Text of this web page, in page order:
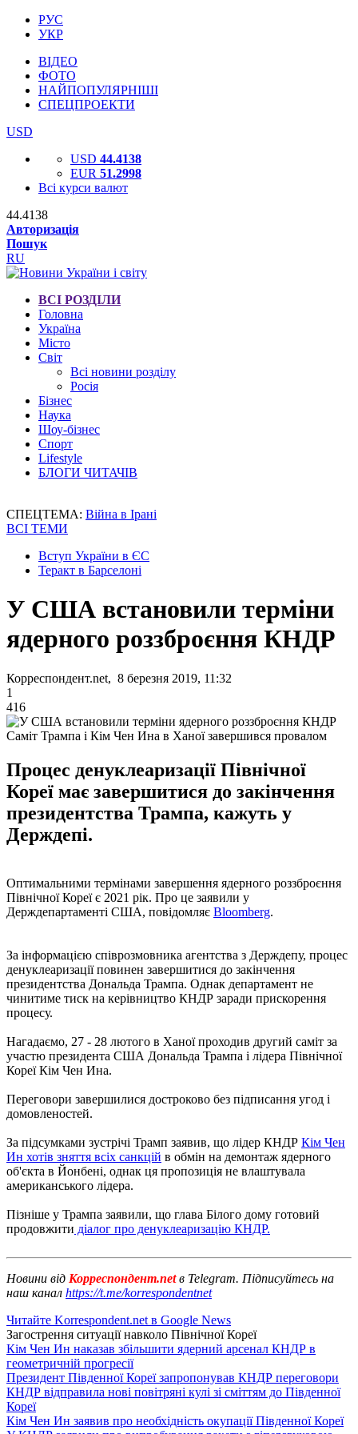
РУС
УКР
ВІДЕО
ФОТО
НАЙПОПУЛЯРНІШІ
СПЕЦПРОЕКТИ
USD
USD 44.4138
EUR 51.2998
Всі курси валют
44.4138
Авторизація
Пошук
RU
ВСІ РОЗДІЛИ
Головна
Україна
Місто
Світ
Всі новини розділу
Росія
Бізнес
Наука
Шоу-бізнес
Спорт
Lifestyle
БЛОГИ ЧИТАЧІВ
СПЕЦТЕМА: Війна в Ірані
ВСІ ТЕМИ
Вступ України в ЄС
Теракт в Барселоні
У США встановили терміни
ядерного роззброєння КНДР
Корреспондент.net, 8 березня 2019, 11:32
1
416
Саміт Трампа і Кім Чен Ина в Ханої завершився провалом
Процес денуклеаризації Північної
Кореї має завершитися до закінчення
президентства Трампа, кажуть у
Держдепі.
Оптимальними термінами завершення ядерного роззброєння
Північної Кореї є 2021 рік. Про це заявили у
Держдепартаменті США, повідомляє Bloomberg.
За інформацією співрозмовника агентства з Держдепу, процес
денуклеаризації повинен завершитися до закінчення
президентства Дональда Трампа. Однак департамент не
чинитиме тиск на керівництво КНДР заради прискорення
процесу.
Нагадаємо, 27 - 28 лютого в Ханої проходив другий саміт за
участю президента США Дональда Трампа і лідера Північної
Кореї Кім Чен Ина.
Переговори завершилися достроково без підписання угод і
домовленостей.
За підсумками зустрічі Трамп заявив, що лідер КНДР Кім Чен
Ин хотів зняття всіх санкцій в обмін на демонтаж ядерного
об'єкта в Йонбені, однак ця пропозиція не влаштувала
американського лідера.
Пізніше у Трампа заявили, що глава Білого дому готовий
продовжити діалог про денуклеаризацію КНДР.
Новини від Корреспондент.netв Telegram. Підписуйтесь на
наш канал https://t.me/korrespondentnet
Читайте Korrespondent.net в Google News
Загострення ситуації навколо Пiвнічної Кореї
Кім Чен Ин наказав збільшити ядерний арсенал КНДР в
геометричній прогресії
Президент Південної Кореї запропонував КНДР переговори
КНДР відправила нові повітряні кулі зі сміттям до Південної
Кореї
Кім Чен Ин заявив про необхідність окупації Південної Кореї